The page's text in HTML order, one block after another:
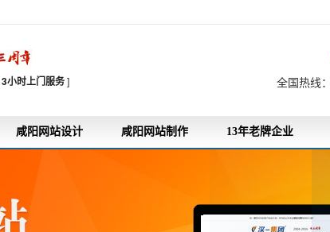
3小时上门服务] 全国热线：
咸阳网站设计 咸阳网站制作 13年老牌企业